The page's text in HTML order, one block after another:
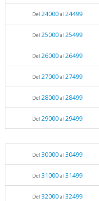
Del 24000al 24499
Del 25000al 25499
Del 26000al 26499
Del 27000al 27499
Del 28000al 28499
Del 29000al 29499
Del 30000al 30499
Del 31000al 31499
Del 32000al 32499